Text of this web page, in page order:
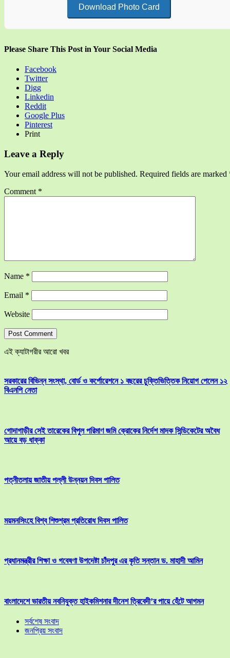
Download Photo Card
Please Share This Post in Your Social Media
Facebook
Twitter
Digg
Linkedin
Reddit
Google Plus
Pinterest
Print
Leave a Reply
Your email address will not be published. Required fields are marked
Comment *
Name *
Email *
Website
এই ক্যাটাগরীর আরো খবর
সরকারের বিভিন্ন সংস্থা, বোর্ড ও কর্পোরেশনে ১ বছরের চুক্তিভিত্তিক নিয়োগ পেলেন ১২
বিএনপি নেতা
গোদাগাড়ীর সেই তারেকের বিপুল পরিমাণ জমি ক্রোকের নির্দেশ মাদক সিন্ডিকেটের অবৈধ
আয়ে বড় ধাক্কা
পত্নীতলায় জাতীয় পল্লী উন্নয়ন দিবস পালিত
ময়মনসিংহে বিশ্ব শিশুশ্রম প্রতিরোধ দিবস পালিত
প্রধানমন্ত্রীর শিক্ষা ও গবেষণা উপদেষ্টা চাঁদপুর এর কৃতি সন্তান ড. মাহাদী আমিন
বাংলাদেশে ভারতীয় নবনিযুক্ত হাইকমিশনার দীনেশ ত্রিবেদী’র পায়ে হেঁটে আগমন
সর্বশেষ সংবাদ
জনপ্রিয় সংবাদ